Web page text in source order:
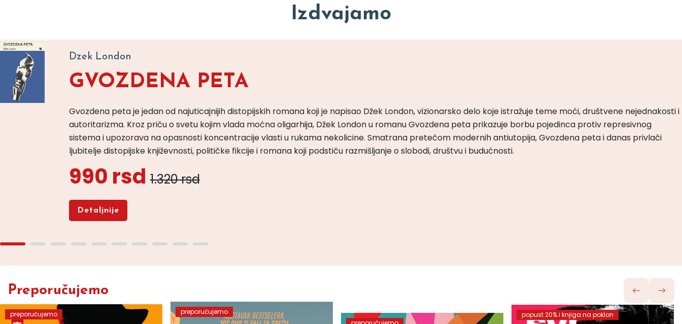
Izdvajamo
Dzek London
GVOZDENA PETA
Gvozdena peta je jedan od najuticajnijih distopijskih romana koji je napisao Džek London, vizionarsko delo koje istražuje teme moći, društvene nejednakosti i
autoritarizma. Kroz priču o svetu kojim vlada moćna oligarhija, Džek London u romanu Gvozdena peta prikazuje borbu pojedinca protiv represivnog
sistema i upozorava na opasnosti koncentracije vlasti u rukama nekolicine. Smatrana pretečom modernih antiutopija, Gvozdena peta i danas privlači
ljubitelje distopijske književnosti, političke fikcije i romana koji podstiču razmišljanje o slobodi, društvu i budućnosti.
990 rsd 1.320 rsd
Detaljnije
Preporučujemo
preporučujemo preporučujemo popust 20% i knjiga na poklon